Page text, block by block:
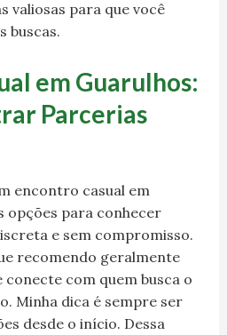
valiosas para que você
buscas.
em Guarulhos:
Parcerias
encontro casual em
opções para conhecer
e sem compromisso.
recomendo geralmente
com quem busca o
Minha dica é sempre ser
desde o início. Dessa